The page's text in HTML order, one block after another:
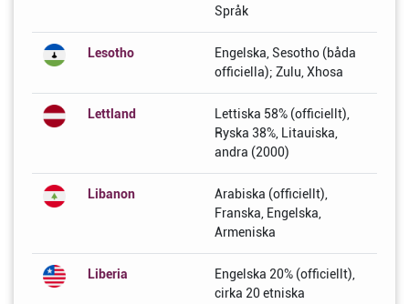
Språk
Lesotho
Engelska, Sesotho (båda
officiella); Zulu, Xhosa
Lettland
Lettiska 58% (officiellt),
Ryska 38%, Litauiska,
andra (2000)
Libanon
Arabiska (officiellt),
Franska, Engelska,
Armeniska
Liberia
Engelska 20% (officiellt),
cirka 20 etniska